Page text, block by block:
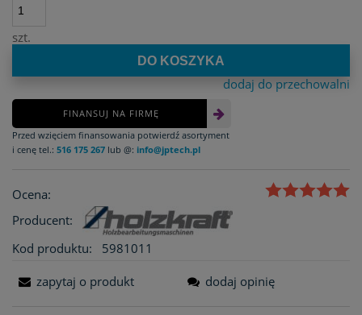
szt.
DO KOSZYKA
dodaj do przechowalni
FINANSUJ NA FIRMĘ
Przed wzięciem finansowania potwierdź asortyment
i cenę tel.: 516 175 267 lub @: info@jptech.pl
Ocena:
Producent:
Kod produktu:
5981011
zapytaj o produkt dodaj opinię